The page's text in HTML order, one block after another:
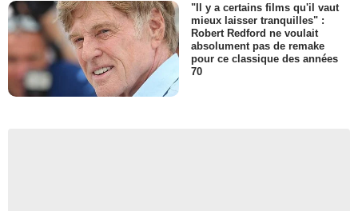
"Il y a certains films qu'il vaut
mieux laisser tranquilles" :
Robert Redford ne voulait
absolument pas de remake
pour ce classique des années
70